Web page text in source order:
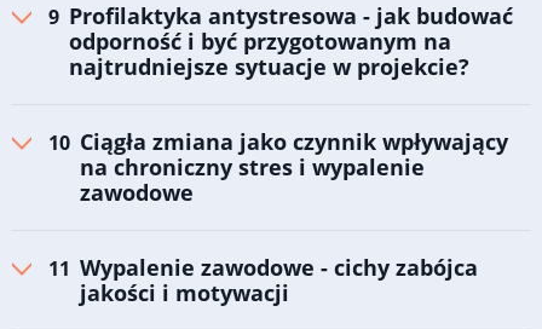
Profilaktyka antystresowa - jak budować
odporność i być przygotowanym na
najtrudniejsze sytuacje w projekcie?
Ciągła zmiana jako czynnik wpływający
na chroniczny stres i wypalenie
zawodowe
Wypalenie zawodowe - cichy zabójca
jakości i motywacji